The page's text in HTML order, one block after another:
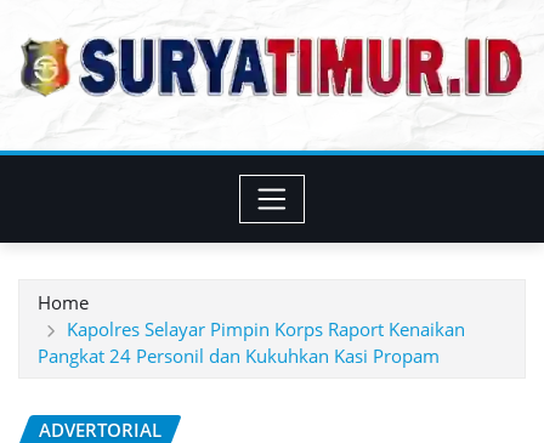
Home
Kapolres Selayar Pimpin Korps Raport Kenaikan
Pangkat 24 Personil dan Kukuhkan Kasi Propam
ADVERTORIAL